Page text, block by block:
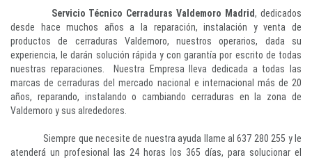
Servicio Técnico Cerraduras Valdemoro Madrid, dedicados
desde hace muchos años a la reparación, instalación y venta de
productos de cerraduras Valdemoro, nuestros operarios, dada su
experiencia, le darán solución rápida y con garantía por escrito de todas
nuestras reparaciones. Nuestra Empresa lleva dedicada a todas las
marcas de cerraduras del mercado nacional e internacional más de 20
años, reparando, instalando o cambiando cerraduras en la zona de
Valdemoro y sus alrededores.
Siempre que necesite de nuestra ayuda llame al 637 280 255 y le
atenderá un profesional las 24 horas los 365 días, para solucionar el